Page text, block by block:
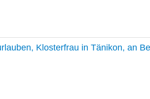
Klosterfrau in Tänikon, an